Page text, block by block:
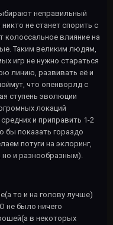
неправильный
не станет спорить с
колоссальное влияние на
Таким великим людям,
игр не нужно стараться
линию, развивать её и
что опенворлд с
ступень эволюции
локаций
и приправить 1-2
показать гораздо
потуги на эклоринг,
но и разнообразным).
то и на голову лучше)
не было ничего
в некоторых